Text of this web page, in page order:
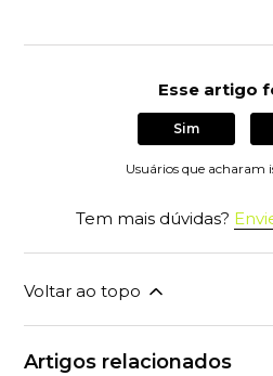
Esse artigo
Sim
Usuários que acharam
Tem mais dúvidas?
Voltar ao topo
Artigos relacionados